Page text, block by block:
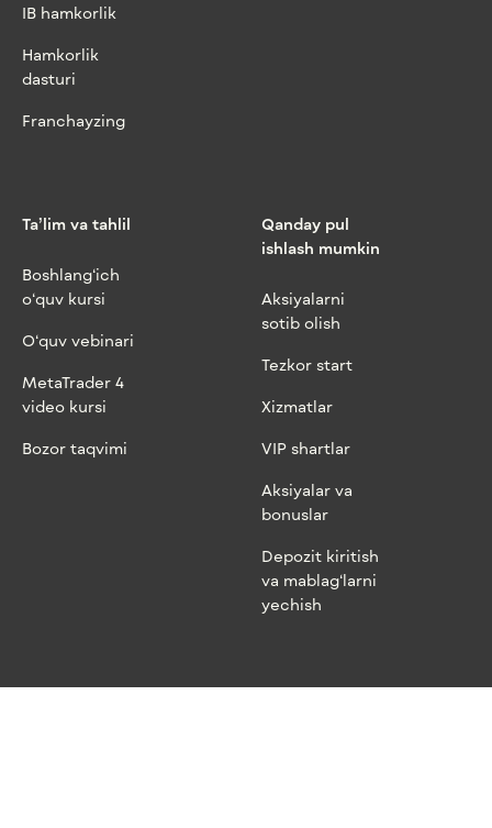
IB hamkorlik
Hamkorlik
dasturi
Franchayzing
Ta’lim va tahlil
Boshlang‘ich
o‘quv kursi
O‘quv vebinari
MetaTrader 4
video kursi
Bozor taqvimi
Qanday pul
ishlash mumkin
Aksiyalarni
sotib olish
Tezkor start
Xizmatlar
VIP shartlar
Aksiyalar va
bonuslar
Depozit kiritish
va mablag‘larni
yechish